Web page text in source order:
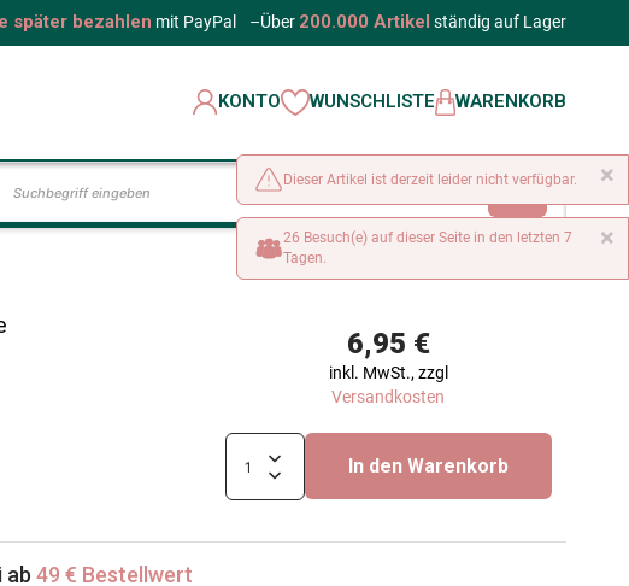
später bezahlen mit PayPal –Über 200.000 Artikel ständig auf Lager
KONTO WUNSCHLISTE WARENKORB
6,95 €
inkl. MwSt., zzgl
Versandkosten
In den Warenkorb
ab 49 € Bestellwert
×
Dieser Artikel ist derzeit leider nicht verfügbar.
×
26 Besuch(e) auf dieser Seite in den letzten 7
Tagen.